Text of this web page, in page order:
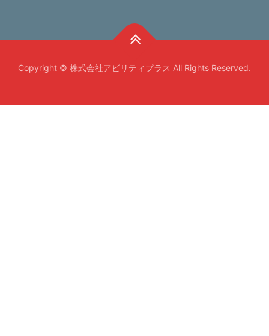
Copyright © 株式会社アビリティプラス All Rights Reserved.